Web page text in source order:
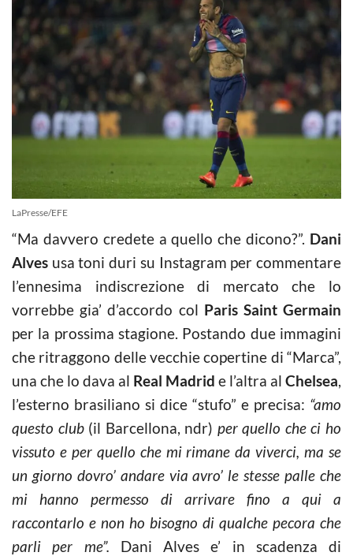
LaPresse/EFE
“Ma davvero credete a quello che dicono?”. Dani
Alves usa toni duri su Instagram per commentare
l’ennesima indiscrezione di mercato che lo
vorrebbe gia’ d’accordo col Paris Saint Germain
per la prossima stagione. Postando due immagini
che ritraggono delle vecchie copertine di “Marca”,
una che lo dava al Real Madrid e l’altra al Chelsea,
l’esterno brasiliano si dice “stufo” e precisa: “amo
questo club(il Barcellona, ndr) per quello che ci ho
vissuto e per quello che mi rimane da viverci, ma se
un giorno dovro’ andare via avro’ le stesse palle che
mi hanno permesso di arrivare fino a qui a
raccontarlo e non ho bisogno di qualche pecora che
parli per me”. Dani Alves e’ in scadenza di